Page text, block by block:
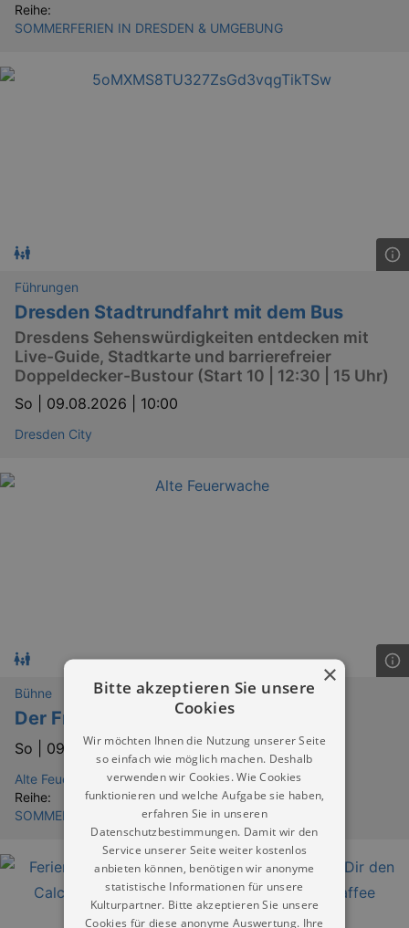
Reihe:
SOMMERFERIEN IN DRESDEN & UMGEBUNG
Führungen
Dresden Stadtrundfahrt mit dem Bus
Dresdens Sehenswürdigkeiten entdecken mit
Live-Guide, Stadtkarte und barrierefreier
Doppeldecker-Bustour (Start 10 | 12:30 | 15 Uhr)
So | 09.08.2026 | 10:00
Dresden City
Bühne
Der Froschkönig
So | 09.08.2026 | 10:00
Alte Feuerwache Loschwitz Puppentheater Dresden
Reihe:
SOMMERFERIEN IN DRESDEN & UMGEBUNG
×
Bitte akzeptieren Sie unsere
Cookies
Wir möchten Ihnen die Nutzung unserer Seite
so einfach wie möglich machen. Deshalb
verwenden wir Cookies. Wie Cookies
funktionieren und welche Aufgabe sie haben,
erfahren Sie in unseren
Datenschutzbestimmungen. Damit wir den
Service unserer Seite weiter kostenlos
anbieten können, benötigen wir anonyme
statistische Informationen für unsere
Kulturpartner. Bitte akzeptieren Sie unsere
Cookies für diese anonyme Auswertung. Ihre